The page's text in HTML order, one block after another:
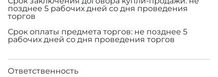
позднее 5 рабочих дней со дня проведения
торгов
Срок оплаты предмета торгов: не позднее 5
рабочих дней со дня проведения торгов
Ответственность